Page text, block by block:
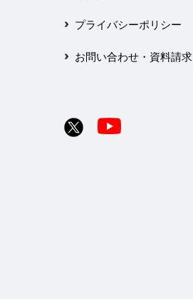
プライバシーポリシー
お問い合わせ・資料請求